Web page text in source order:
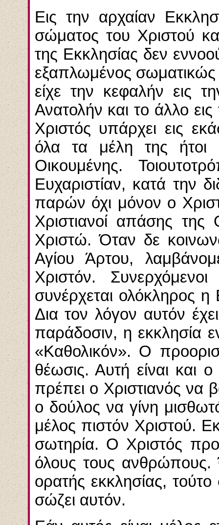
Εις την αρχαίαν
σώματος του Χριστού
της Εκκλησίας δεν
εξαπλωμένος σωματικώς
είχε την κεφαλήν εις
Ανατολήν και το άλλο
Χριστός υπάρχει εις
όλα τα μέλη της ήτοι
Οικουμένης.
Ευχαριστίαν, κατά την
παρών όχι μόνον ο
Χριστιανοί απάσης της
Χριστώ. Όταν δε
Αγίου Άρτου,
Χριστόν.
συνέρχεται ολόκληρος η
Δια τον λόγον αυτόν
παράδοσιν, η εκκλησία
«Καθολικόν». Ο
θέωσις. Αυτή είναι και
πρέπει ο Χριστιανός να
ο δούλος να γίνη
μέλος πιστόν Χριστού.
σωτηρία. Ο Χριστός
όλους τους ανθρώπους.
ορατής εκκλησίας,
σώζει αυτόν.